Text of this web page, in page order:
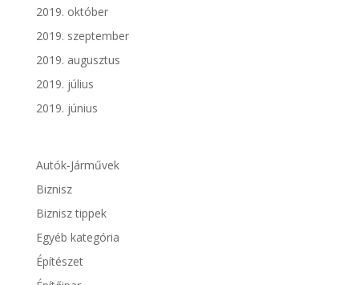
2019. október
2019. szeptember
2019. augusztus
2019. július
2019. június
Autók-Járművek
Biznisz
Biznisz tippek
Egyéb kategória
Építészet